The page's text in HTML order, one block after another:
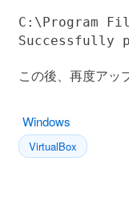
C:\Program
この後、再度アッ
Windows
VirtualBox